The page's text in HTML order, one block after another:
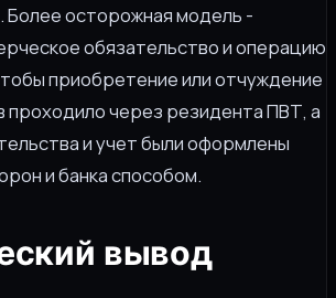
Более осторожная модель -
обязательство и операцию
приобретение или отчуждение
проходило через резидента ПВТ, а
и учет были оформлены
и банка способом.
вывод